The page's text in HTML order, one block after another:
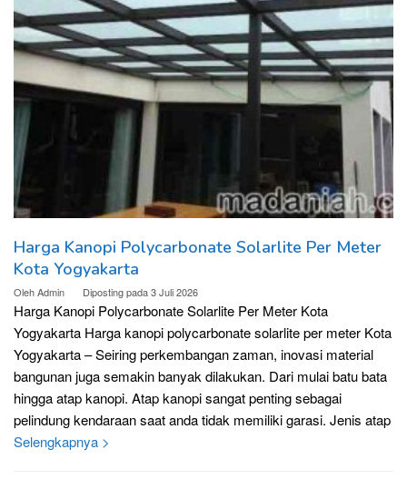
Harga Kanopi Polycarbonate Solarlite Per Meter
Kota Yogyakarta
OlehAdmin Diposting pada3 Juli 2026
Harga Kanopi Polycarbonate Solarlite Per Meter Kota
Yogyakarta Harga kanopi polycarbonate solarlite per meter Kota
Yogyakarta – Seiring perkembangan zaman, inovasi material
bangunan juga semakin banyak dilakukan. Dari mulai batu bata
hingga atap kanopi. Atap kanopi sangat penting sebagai
pelindung kendaraan saat anda tidak memiliki garasi. Jenis atap
Selengkapnya >